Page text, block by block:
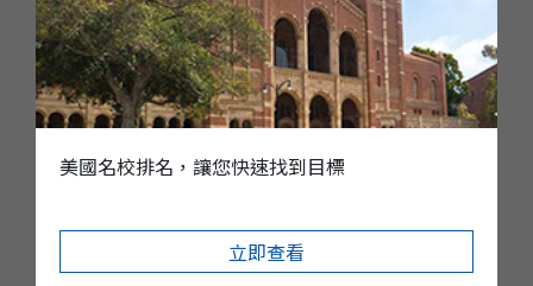
美國名校排名，讓您快速找到目標
立即查看